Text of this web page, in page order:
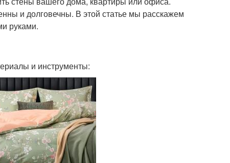
и долговечны. В этой статье мы расскажем
руками.
и инструменты: